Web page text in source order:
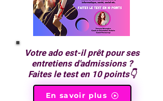
Votre ado est-il prêt pour ses
entretiens d'admissions ?
Faites le test en 10 points👇
En savoir plus